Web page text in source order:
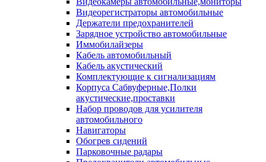
Видеорегистраторы автомобильные
Держатели предохранителей
Зарядное устройство автомобильные
Иммобилайзеры
Кабель автомобильный
Кабель акустический
Комплектующие к сигнализациям
Корпуса Сабвуферные,Полки
акустические,проставки
Набор проводов для усилителя
автомобильного
Навигаторы
Обогрев сидений
Парковочные радары